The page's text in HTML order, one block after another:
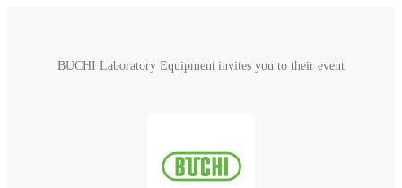
BUCHI Laboratory Equipment invites you to their event